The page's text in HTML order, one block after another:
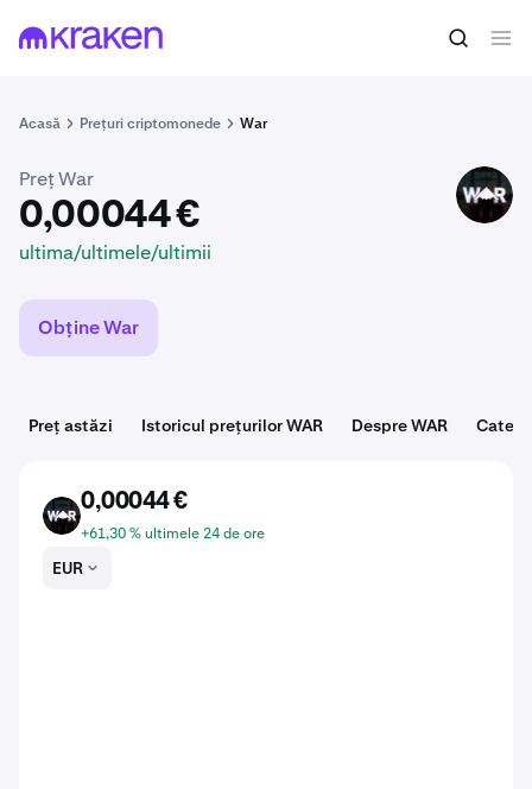
Acasă Prețuri criptomonede War
0,00044 € Cumpără WAR
Preț War
0,00044 €
ultima/ultimele/ultimii
WAR
Obține War
Preț astăzi Istoricul prețurilor WAR Despre WAR
WAR
0,00044 €
+61,30 % ultimele 24 de ore
EUR